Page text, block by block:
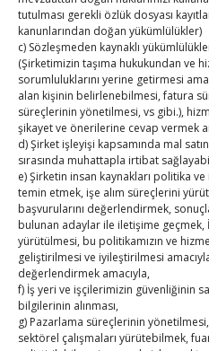
tutulması gerekli özlük dosyası
kanunlarından doğan yükümlülükler)
c) Sözleşmeden kaynaklı
(Şirketimizin taşıma hukukundan ve
sorumluluklarını yerine getirmesi
alan kişinin belirlenebilmesi, fatura
süreçlerinin yönetilmesi, vs gibi.),
şikayet ve önerilerine cevap vermek
d) Şirket işleyişi kapsamında mal
sırasında muhattapla irtibat
e) Şirketin insan kaynakları politika
temin etmek, işe alım süreçlerini
başvurularını değerlendirmek,
bulunan adaylar ile iletişime geçmek,
yürütülmesi, bu politikamızın ve
geliştirilmesi ve iyileştirilmesi
değerlendirmek amacıyla,
f) İş yeri ve işçilerimizin güvenliğinin
bilgilerinin alınması,
g) Pazarlama süreçlerinin
sektörel çalışmaları yürütebilmek,
P
S Ç P
3
4 5 6
10
11 12 13
17
18 19 20
24
25 26 27
31
« Tem
E-BÜLTEN
Kasaba Ekonomi Dergisi
TOBB HABER